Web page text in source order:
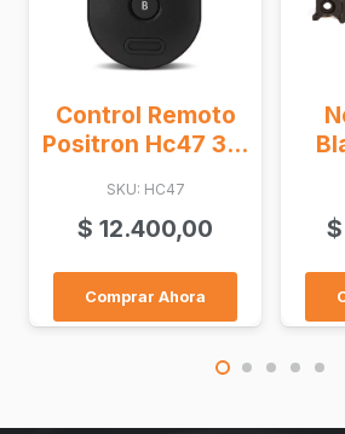
Control Remoto
Positron Hc47 3...
SKU: HC47
$ 12.400,00
Comprar Ahora
$